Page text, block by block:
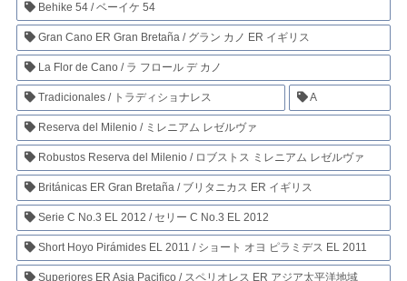
Behike 54 / ベーイケ 54
Gran Cano ER Gran Bretaña / グラン カノ ER イギリス
La Flor de Cano / ラ フロール デ カノ
Tradicionales / トラディショナレス A
Reserva del Milenio / ミレニアム レゼルヴァ
Robustos Reserva del Milenio / ロブストス ミレニアム レゼルヴァ
Británicas ER Gran Bretaña / ブリタニカス ER イギリス
Serie C No.3 EL 2012 / セリー C No.3 EL 2012
Short Hoyo Pirámides EL 2011 / ショート オヨ ピラミデス EL 2011
Superiores ER Asia Pacifico / スペリオレス ER アジア太平洋地域